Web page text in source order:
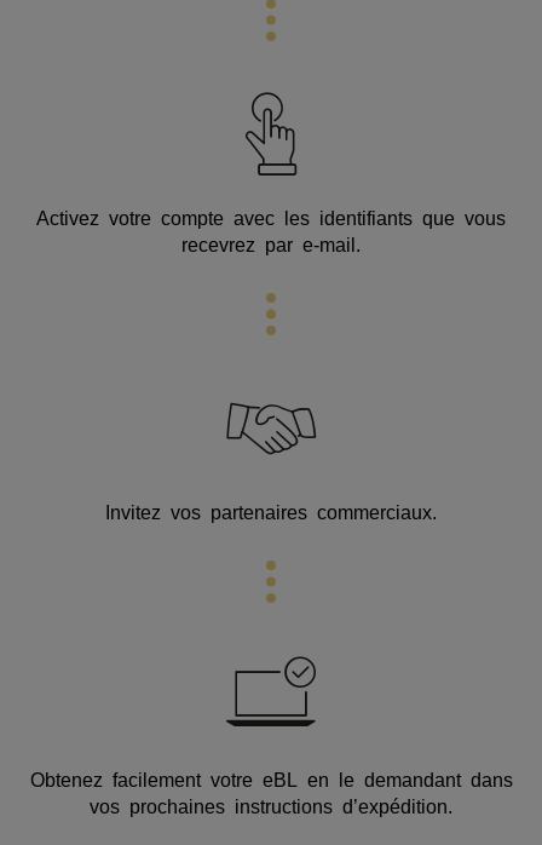
Activez votre compte avec les identifiants que vous
recevrez par e-mail.
Invitez vos partenaires commerciaux.
Obtenez facilement votre eBL en le demandant dans
vos prochaines instructions d’expédition.